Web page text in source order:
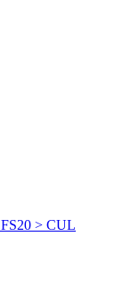
FS20 > CUL